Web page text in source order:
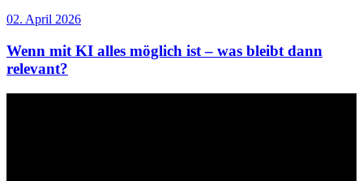
02. April 2026
Wenn mit KI alles möglich ist – was bleibt dann
relevant?